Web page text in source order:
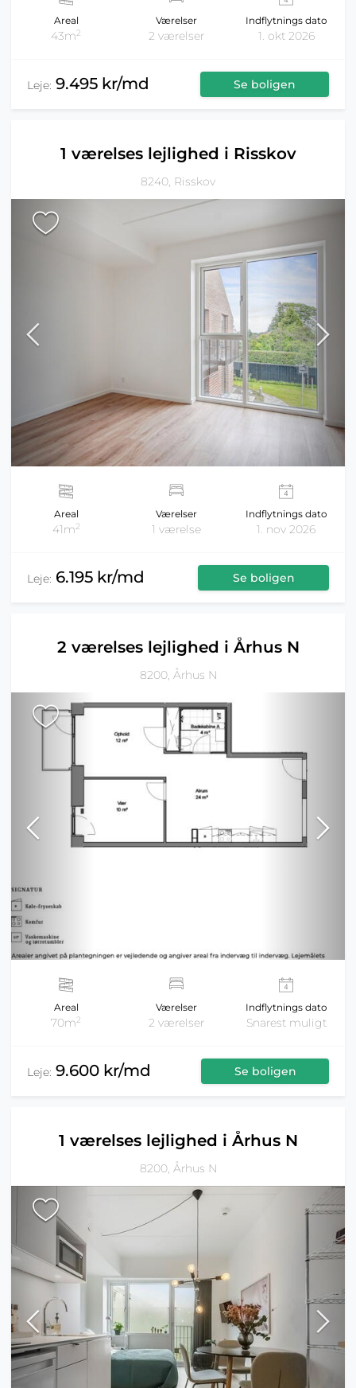
Areal
43m2
Værelser
2 værelser
Indflytnings dato
1. okt 2026
Leje: 9.495 kr/md Se boligen
1 værelses lejlighed i Risskov
8240, Risskov
Areal
41m2
Værelser
1 værelse
Indflytnings dato
1. nov 2026
Leje: 6.195 kr/md Se boligen
2 værelses lejlighed i Århus N
8200, Århus N
Areal
70m2
Værelser
2 værelser
Indflytnings dato
Snarest muligt
Leje: 9.600 kr/md Se boligen
1 værelses lejlighed i Århus N
8200, Århus N